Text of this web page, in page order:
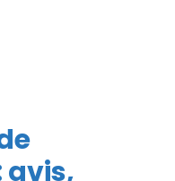
avis,